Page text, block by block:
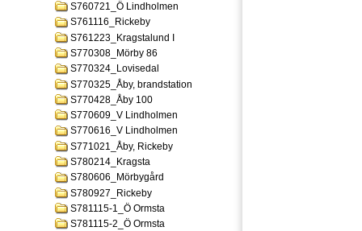
S760721_Ö Lindholmen
S761116_Rickeby
S761223_Kragstalund I
S770308_Mörby 86
S770324_Lovisedal
S770325_Åby, brandstation
S770428_Åby 100
S770609_V Lindholmen
S770616_V Lindholmen
S771021_Åby, Rickeby
S780214_Kragsta
S780606_Mörbygård
S780927_Rickeby
S781115-1_Ö Ormsta
S781115-2_Ö Ormsta